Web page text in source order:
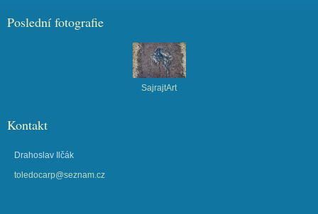
Poslední fotografie
SajrajtArt
Kontakt
Drahoslav Ilčák
toledocarp@seznam.cz